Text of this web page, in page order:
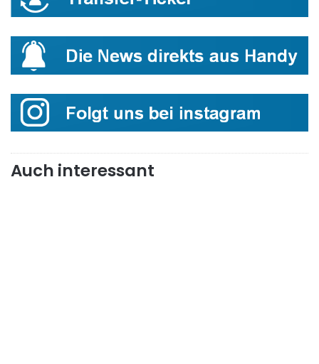
Auch interessant